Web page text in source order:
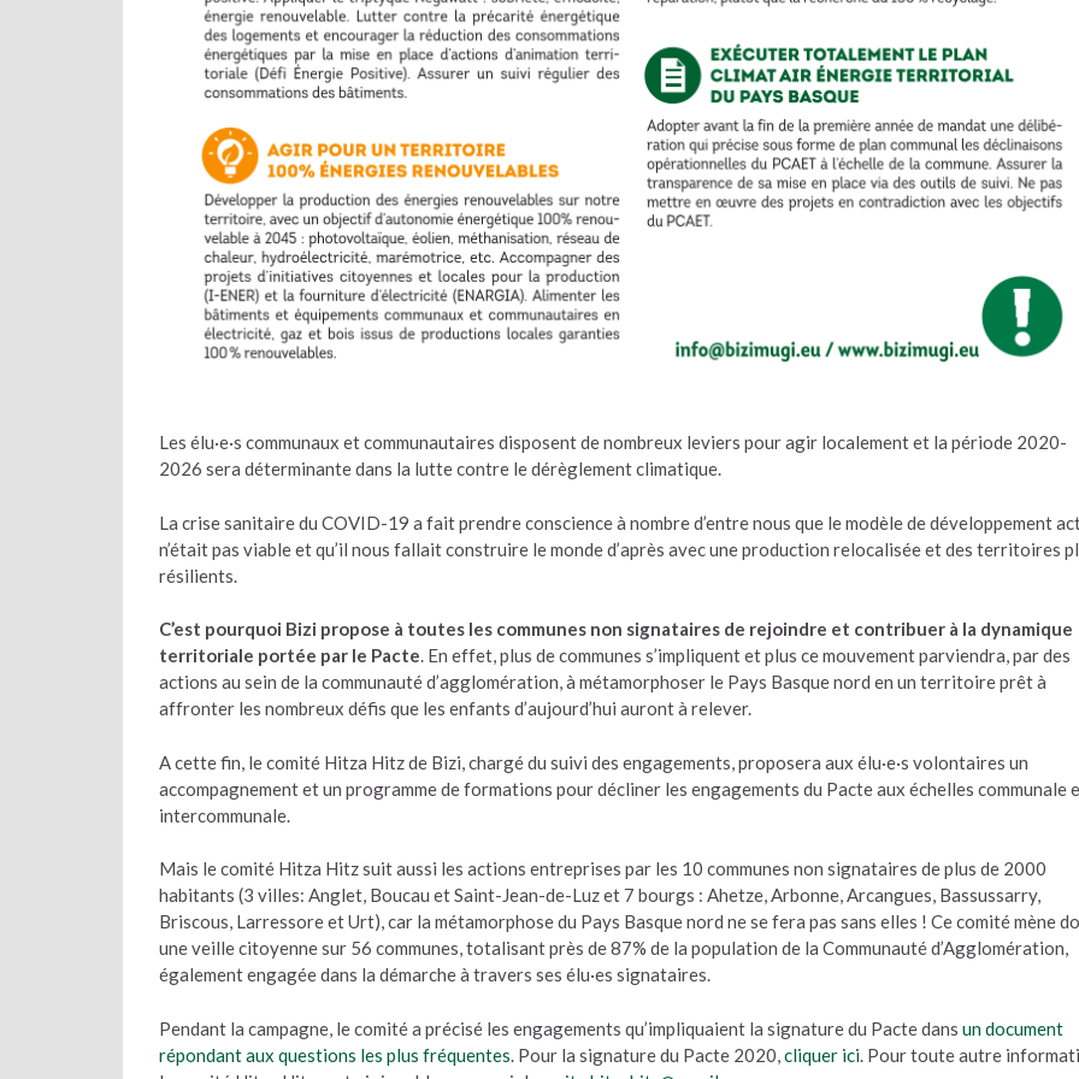
Les élu·e·s communaux et communautaires disposent de nombreux leviers pour agir localement et la période 2020-
2026 sera déterminante dans la lutte contre le dérèglement climatique.
La crise sanitaire du COVID-19 a fait prendre conscience à nombre d’entre nous que le modèle de développement
n’était pas viable et qu’il nous fallait construire le monde d’après avec une production relocalisée et des territoires
résilients.
C’est pourquoi Bizi propose à toutes les communes non signataires de rejoindre et contribuer à la dynamique
territoriale portée par le Pacte. En effet, plus de communes s’impliquent et plus ce mouvement parviendra, par des
actions au sein de la communauté d’agglomération, à métamorphoser le Pays Basque nord en un territoire prêt à
affronter les nombreux défis que les enfants d’aujourd’hui auront à relever.
A cette fin, le comité Hitza Hitz de Bizi, chargé du suivi des engagements, proposera aux élu·e·s volontaires un
accompagnement et un programme de formations pour décliner les engagements du Pacte aux échelles communale
intercommunale.
Mais le comité Hitza Hitz suit aussi les actions entreprises par les 10 communes non signataires de plus de 2000
habitants (3 villes: Anglet, Boucau et Saint-Jean-de-Luz et 7 bourgs : Ahetze, Arbonne, Arcangues, Bassussarry,
Briscous, Larressore et Urt), car la métamorphose du Pays Basque nord ne se fera pas sans elles ! Ce comité mène
une veille citoyenne sur 56 communes, totalisant près de 87% de la population de la Communauté d’Agglomération,
également engagée dans la démarche à travers ses élu·es signataires.
Pendant la campagne, le comité a précisé les engagements qu’impliquaient la signature du Pacte dans un document
répondant aux questions les plus fréquentes . Pour la signature du Pacte 2020, cliquer ici . Pour toute autre